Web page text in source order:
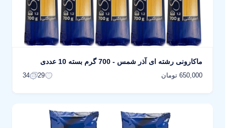
ماکارونی رشته ای آذر شمس - 700 گرم بسته 10 عددی
650,000 تومان 29
34